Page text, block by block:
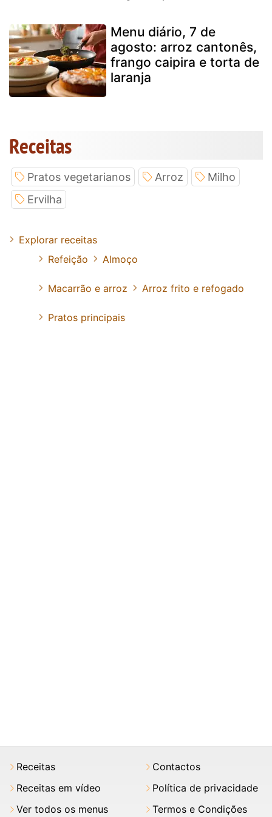
Menu diário, 7 de
agosto: arroz cantonês,
frango caipira e torta de
laranja
Receitas
Pratos vegetarianos Arroz
Milho
Ervilha
Explorar receitas
Refeição
Almoço
Macarrão e arroz Arroz frito e refogado
Pratos principais
Receitas
Receitas em vídeo
Ver todos os menus
Contactos
Política de privacidade
Termos e Condições